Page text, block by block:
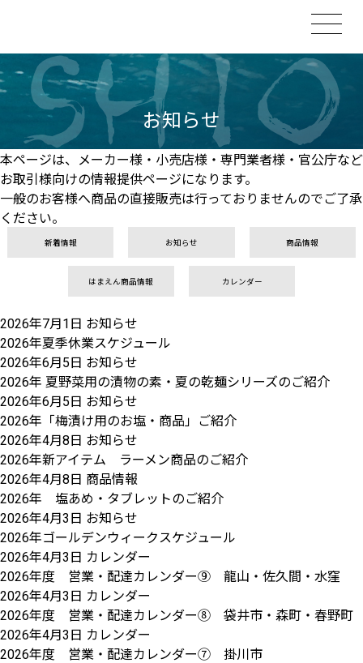
お知らせ
本ページは、メーカー様・小売店様・専門業者様・官公庁など
お取引様向けの情報提供ページになります。
一般のお客様へ商品の直接販売は行っておりませんのでご了承
ください。
新着情報 お知らせ 商品情報
はまえん商品情報 カレンダー
2026年7月1日 お知らせ
2026年夏季休業スケジュール
2026年6月5日 お知らせ
2026年 夏野菜用の漬物の素・夏の乾麺シリーズのご紹介
2026年6月5日 お知らせ
2026年「梅漬け用のお塩・商品」ご紹介
2026年4月8日 お知らせ
2026年新アイテム ラーメン商品のご紹介
2026年4月8日 商品情報
2026年 塩あめ・タブレットのご紹介
2026年4月3日 お知らせ
2026年ゴールデンウィークスケジュール
2026年4月3日 カレンダー
2026年度 営業・配達カレンダー⑨ 龍山・佐久間・水窪
2026年4月3日 カレンダー
2026年度 営業・配達カレンダー⑧ 袋井市・森町・春野町
2026年4月3日 カレンダー
2026年度 営業・配達カレンダー⑦ 掛川市